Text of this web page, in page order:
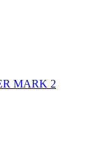
MARK 2